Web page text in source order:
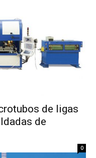
de ligas
de
0